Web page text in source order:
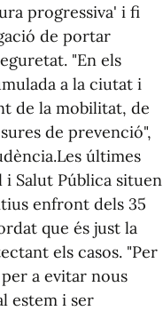
progressiva' i fi
de portar
"En els
a la ciutat i
de la mobilitat, de
de prevenció",
últimes
i Salut Pública situen
enfront dels 35
que és just la
els casos. "Per
a evitar nous
estem i ser